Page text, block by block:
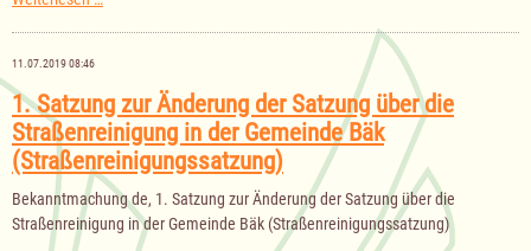
Gemeindevertretung
11.07.2019 08:46
1. Satzung zur Änderung der Satzung über die
Straßenreinigung in der Gemeinde Bäk
(Straßenreinigungssatzung)
Bekanntmachung de, 1. Satzung zur Änderung der Satzung über die
Straßenreinigung in der Gemeinde Bäk (Straßenreinigungssatzung)